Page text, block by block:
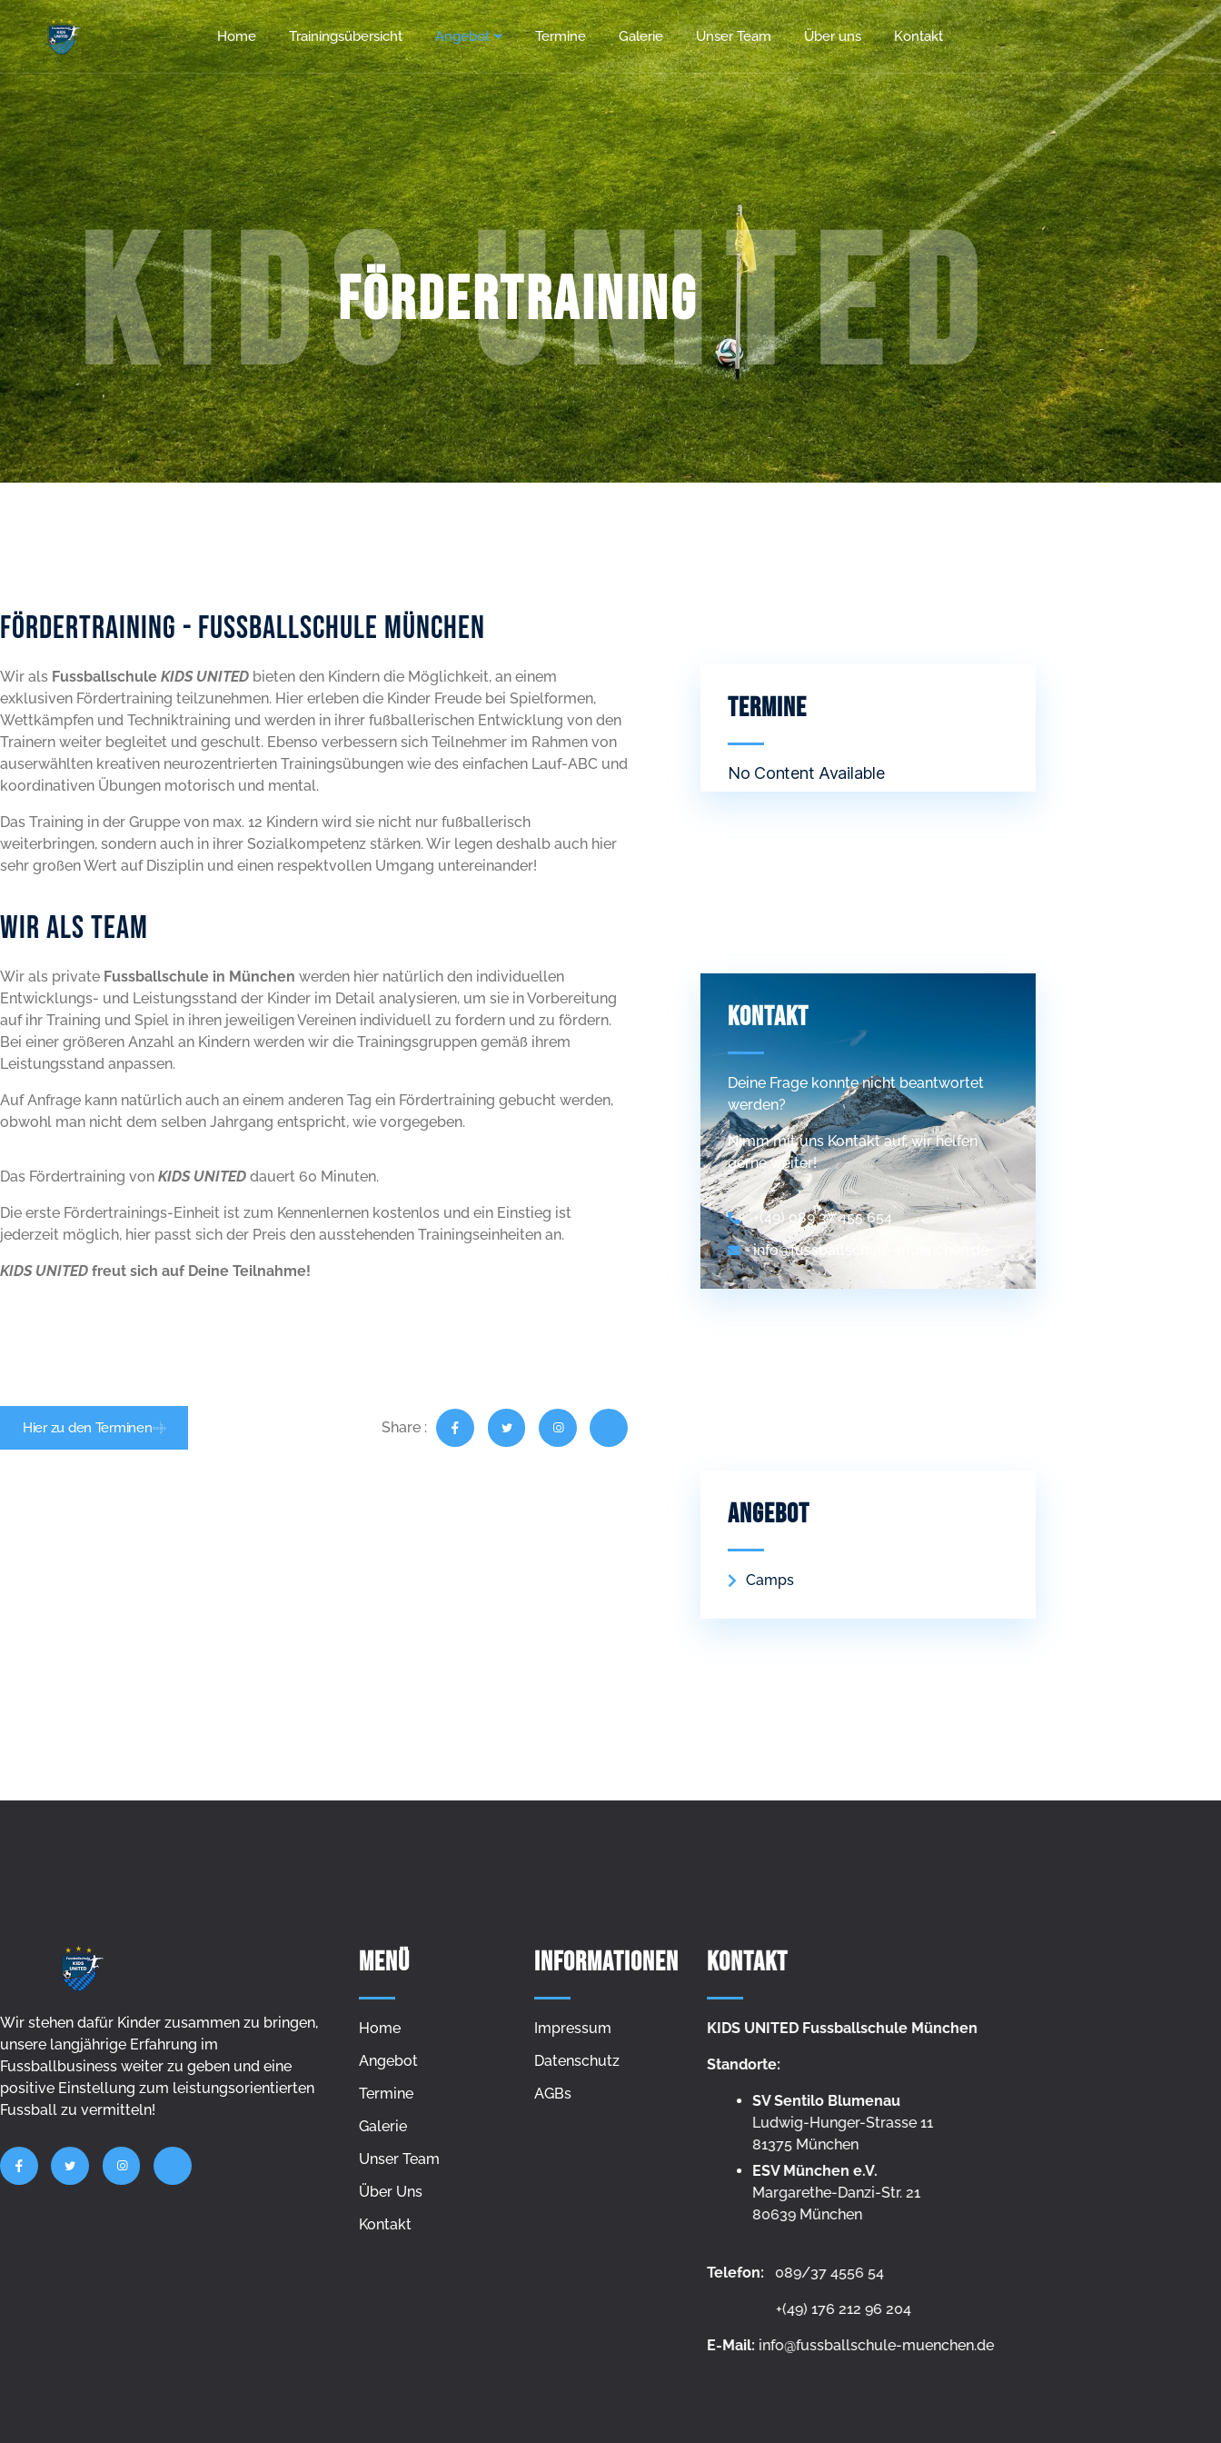
Home Trainingsübersicht Angebot Termine Galerie Unser Team Über uns Kontakt
Fördertraining
Kids United
Fördertraining - Fussballschule München
Wir als Fussballschule KIDS UNITED bieten den Kindern die Möglichkeit, an einem
exklusiven Fördertraining teilzunehmen. Hier erleben die Kinder Freude bei Spielformen,
Wettkämpfen und Techniktraining und werden in ihrer fußballerischen Entwicklung von den
Trainern weiter begleitet und geschult. Ebenso verbessern sich Teilnehmer im Rahmen von
auserwählten kreativen neurozentrierten Trainingsübungen wie des einfachen Lauf-ABC und
koordinativen Übungen motorisch und mental.
Das Training in der Gruppe von max. 12 Kindern wird sie nicht nur fußballerisch
weiterbringen, sondern auch in ihrer Sozialkompetenz stärken. Wir legen deshalb auch hier
sehr großen Wert auf Disziplin und einen respektvollen Umgang untereinander!
WIR als Team
Wir als private Fussballschule in München werden hier natürlich den individuellen
Entwicklungs- und Leistungsstand der Kinder im Detail analysieren, um sie in Vorbereitung
auf ihr Training und Spiel in ihren jeweiligen Vereinen individuell zu fordern und zu fördern.
Bei einer größeren Anzahl an Kindern werden wir die Trainingsgruppen gemäß ihrem
Leistungsstand anpassen.
Auf Anfrage kann natürlich auch an einem anderen Tag ein Fördertraining gebucht werden,
obwohl man nicht dem selben Jahrgang entspricht, wie vorgegeben.
Das Fördertraining von KIDS UNITED dauert 60 Minuten.
Die erste Fördertrainings-Einheit ist zum Kennenlernen kostenlos und ein Einstieg ist
jederzeit möglich, hier passt sich der Preis den ausstehenden Trainingseinheiten an.
KIDS UNITED freut sich auf Deine Teilnahme!
Hier zu den Terminen Share :
Termine
No Content Available
KONTAKT
Deine Frage konnte nicht beantwortet
werden?
Nimm mit uns Kontakt auf, wir helfen
gerne weiter!
+(49) 089 37 455 654
info@fussballschule-muenchen.de
Angebot
Camps
Wir stehen dafür Kinder zusammen zu bringen,
unsere langjährige Erfahrung im
Fussballbusiness weiter zu geben und eine
positive Einstellung zum leistungsorientierten
Fussball zu vermitteln!
MENÜ
Home
Angebot
Termine
Galerie
Unser Team
Über Uns
Kontakt
Informationen
Impressum
Datenschutz
AGBs
Kontakt
KIDS UNITED Fussballschule München
Standorte:
SV Sentilo Blumenau
Ludwig-Hunger-Strasse 11
81375 München
ESV München e.V.
Margarethe-Danzi-Str. 21
80639 München
Telefon: 089/37 4556 54
+(49) 176 212 96 204
E-Mail: info@fussballschule-muenchen.de